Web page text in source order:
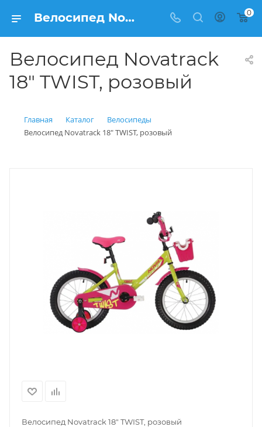
Велосипед Novatrack 18" TWIST, розовый купить: цена 7 900 рублей в Балашихе | Интернет магазин Вело150 0
Велосипед Novatrack
18" TWIST, розовый
Главная Каталог
Велосипеды
Велосипед Novatrack 18" TWIST, розовый
Велосипед Novatrack 18" TWIST, розовый